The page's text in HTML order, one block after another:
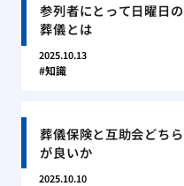
参列者にとって日曜日の
葬儀とは
2025.10.13
知識
葬儀保険と互助会どちら
が良いか
2025.10.10